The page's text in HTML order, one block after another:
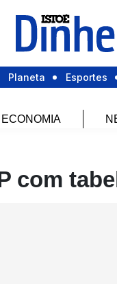
Planeta Esportes
ECONOMIA
com